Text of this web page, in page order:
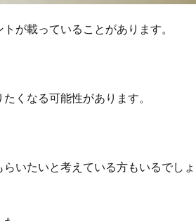
が載っていることがあります。
くなる可能性があります。
いたいと考えている方もいるでしょ